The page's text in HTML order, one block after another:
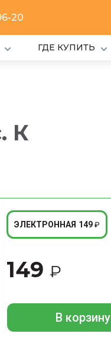
20
ГДЕ КУПИТЬ
К
ЭЛЕКТРОННАЯ 149 ₽
149 ₽
В корзину